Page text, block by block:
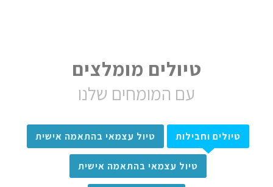
טיולים מומלצים
עם המומחים שלנו
טיולים וחבילות טיול עצמאי בהתאמה אישית
טיול עצמאי בהתאמה אישית